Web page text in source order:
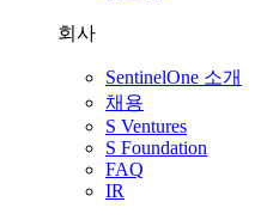
회사
SentinelOne 소개
채용
S Ventures
S Foundation
FAQ
IR